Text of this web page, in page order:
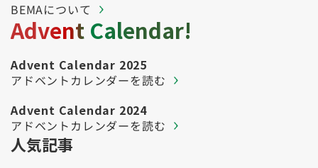
BEMAについて
Advent Calendar!
Advent Calendar 2025
アドベントカレンダーを読む
Advent Calendar 2024
アドベントカレンダーを読む
人気記事